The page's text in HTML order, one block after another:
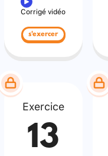
Corrigé vidéo
s'exercer
Exercice
13